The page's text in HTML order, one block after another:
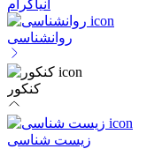
انیاگرام
روانشناسی
کنکور
زیست شناسی